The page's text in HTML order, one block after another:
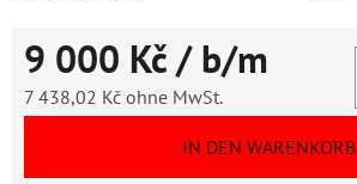
9 000 Kč/ b/m
7 438,02 Kč ohne MwSt.
IN DEN WARENKORB